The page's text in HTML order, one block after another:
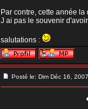
Par contre, cette année
J ai pas le souvenir
salutations :
Posté le: Dim Déc 16,